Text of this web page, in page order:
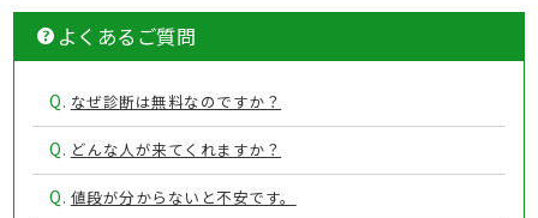
よくあるご質問
Q. なぜ診断は無料なのですか？
Q. どんな人が来てくれますか？
Q. 値段が分からないと不安です。